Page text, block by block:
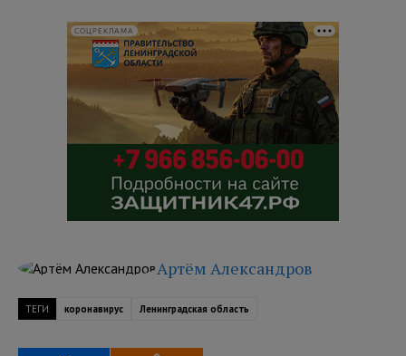
СОЦРЕКЛАМА
Артём Александров
ТЕГИ коронавирус Ленинградская область